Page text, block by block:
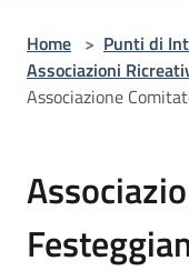
Home > Punti di
Associazioni
Associazione